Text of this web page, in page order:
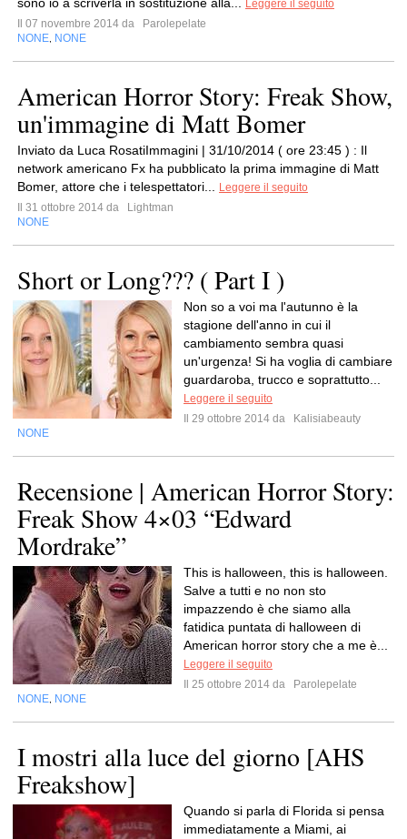
Leggere il seguito
Il 07 novembre 2014 da
Parolepelate
NONE NONE
American Horror Story: Freak Show,
un'immagine di Matt Bomer
Inviato da Luca RosatiImmagini | 31/10/2014 ( ore 23:45 ) : Il
network americano Fx ha pubblicato la prima immagine di Matt
Bomer, attore che i telespettatori...
Leggere il seguito
Il 31 ottobre 2014 da
Lightman
NONE
Short or Long??? ( Part I )
Non so a voi ma l'autunno è la
stagione dell'anno in cui il
cambiamento sembra quasi
un'urgenza! Si ha voglia di cambiare
guardaroba, trucco e soprattutto...
Leggere il seguito
Il 29 ottobre 2014 da
Kalisiabeauty
NONE
Recensione | American Horror Story:
Freak Show 4×03 “Edward
Mordrake”
This is halloween, this is halloween.
Salve a tutti e no non sto
impazzendo è che siamo alla
fatidica puntata di halloween di
American horror story che a me è...
Leggere il seguito
Il 25 ottobre 2014 da
Parolepelate
NONE NONE
I mostri alla luce del giorno [AHS
Freakshow]
Quando si parla di Florida si pensa
immediatamente a Miami, ai